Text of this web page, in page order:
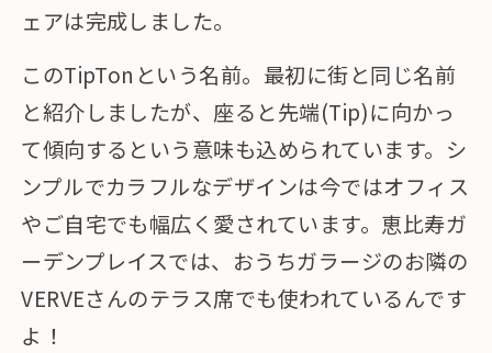
ェアは完成しました。
このTipTonという名前。最初に街と同じ名前
と紹介しましたが、座ると先端(Tip)に向かっ
て傾向するという意味も込められています。シ
ンプルでカラフルなデザインは今ではオフィス
やご自宅でも幅広く愛されています。恵比寿ガ
ーデンプレイスでは、おうちガラージのお隣の
VERVEさんのテラス席でも使われているんです
よ！